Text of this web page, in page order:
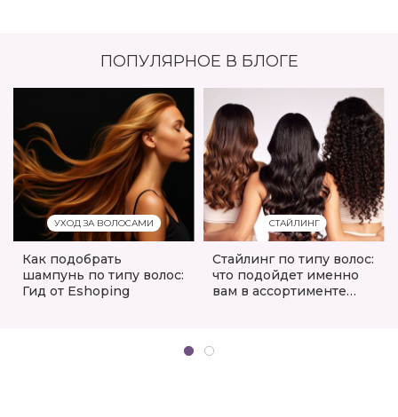
ПОПУЛЯРНОЕ В БЛОГЕ
УХОД ЗА ВОЛОСАМИ
Как подобрать
шампунь по типу волос:
Гид от Eshoping
СТАЙЛИНГ
Стайлинг по типу волос:
что подойдет именно
вам в ассортименте